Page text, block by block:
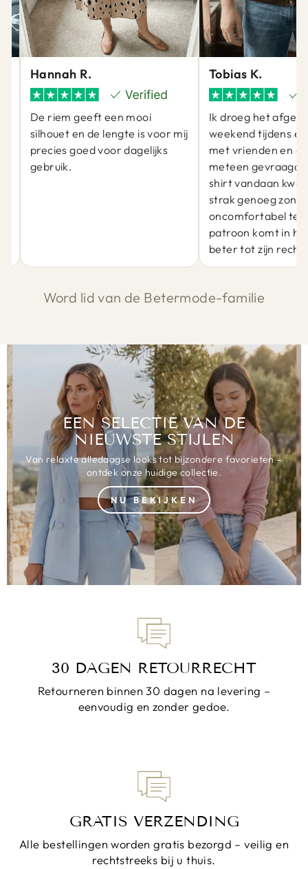
Hannah R.
De riem geeft een mooi
silhouet en de lengte is voor mij
precies goed voor dagelijks
gebruik.
Tobias K.
Ik droeg het
weekend tijdens
met vrienden en
meteen gevraagd
shirt vandaan
strak genoeg
oncomfortabel te
patroon komt in
beter tot zijn recht.
Word lid van de Betermode-familie
EEN SELECTIE VAN DE
NIEUWSTE STIJLEN
Van relaxte alledaagse looks tot bijzondere favorieten –
ontdek onze huidige collectie.
NU BEKIJKEN
30 DAGEN RETOURRECHT
Retourneren binnen 30 dagen na levering –
eenvoudig en zonder gedoe.
GRATIS VERZENDING
Alle bestellingen worden gratis bezorgd – veilig en
rechtstreeks bij u thuis.